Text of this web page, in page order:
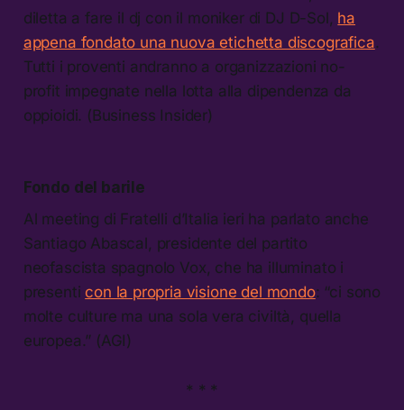
diletta a fare il dj con il moniker di DJ D-Sol, ha
appena fondato una nuova etichetta discografica.
Tutti i proventi andranno a organizzazioni no-
profit impegnate nella lotta alla dipendenza da
oppioidi. (Business Insider)
Fondo del barile
Al meeting di Fratelli d’Italia ieri ha parlato anche
Santiago Abascal, presidente del partito
neofascista spagnolo Vox, che ha illuminato i
presenti con la propria visione del mondo: “ci sono
molte culture ma una sola vera civiltà, quella
europea.” (AGI)
* * *